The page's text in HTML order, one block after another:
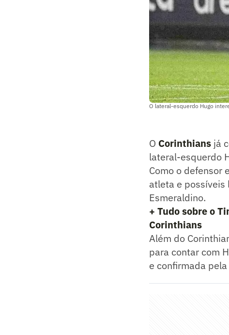
O lateral-esquerdo Hugo
O Corinthians já
lateral-esquerdo
Como o defensor
atleta e possíveis
Esmeraldino.
+ Tudo sobre o
Corinthians
Além do
para contar com
e confirmada pela